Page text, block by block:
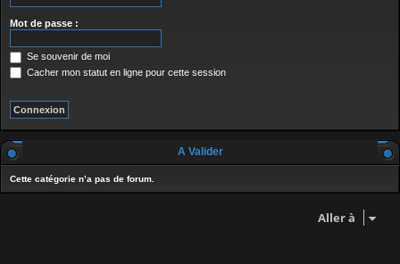
Mot de passe :
Se souvenir de moi
Cacher mon statut en ligne pour cette session
A Valider
Cette catégorie n’a pas de forum.
Aller à